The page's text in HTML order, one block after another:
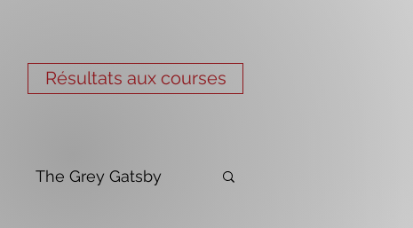
Résultats aux courses
The Grey Gatsby